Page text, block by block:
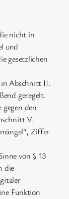
nicht in
und
gesetzlichen
in Abschnitt II.
geregelt.
gegen den
V.
Ziffer
von § 13
die
Funktion